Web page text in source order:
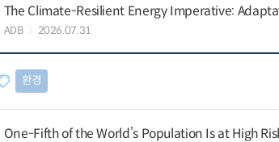
The Climate-Resilient Energy Imperative:
ADB 2026.07.31
환경
One-Fifth of the World’s Population Is at High